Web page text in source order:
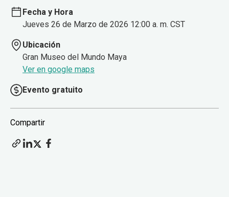
Fecha y Hora
Jueves 26 de Marzo de 2026 12:00 a. m. CST
Ubicación
Gran Museo del Mundo Maya
Ver en google maps
Evento gratuito
Compartir